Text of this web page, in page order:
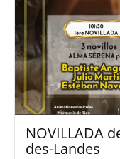
NOVILLADA
des-Landes